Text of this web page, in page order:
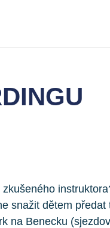
snažit dětem předat
na Benecku